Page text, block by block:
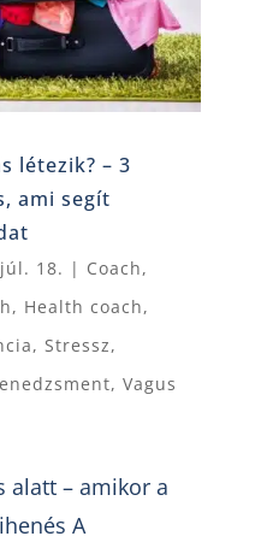
létezik? – 3
ami segít
18. | Coach,
, Health coach,
, Stressz,
, Vagus
alatt – amikor a
A